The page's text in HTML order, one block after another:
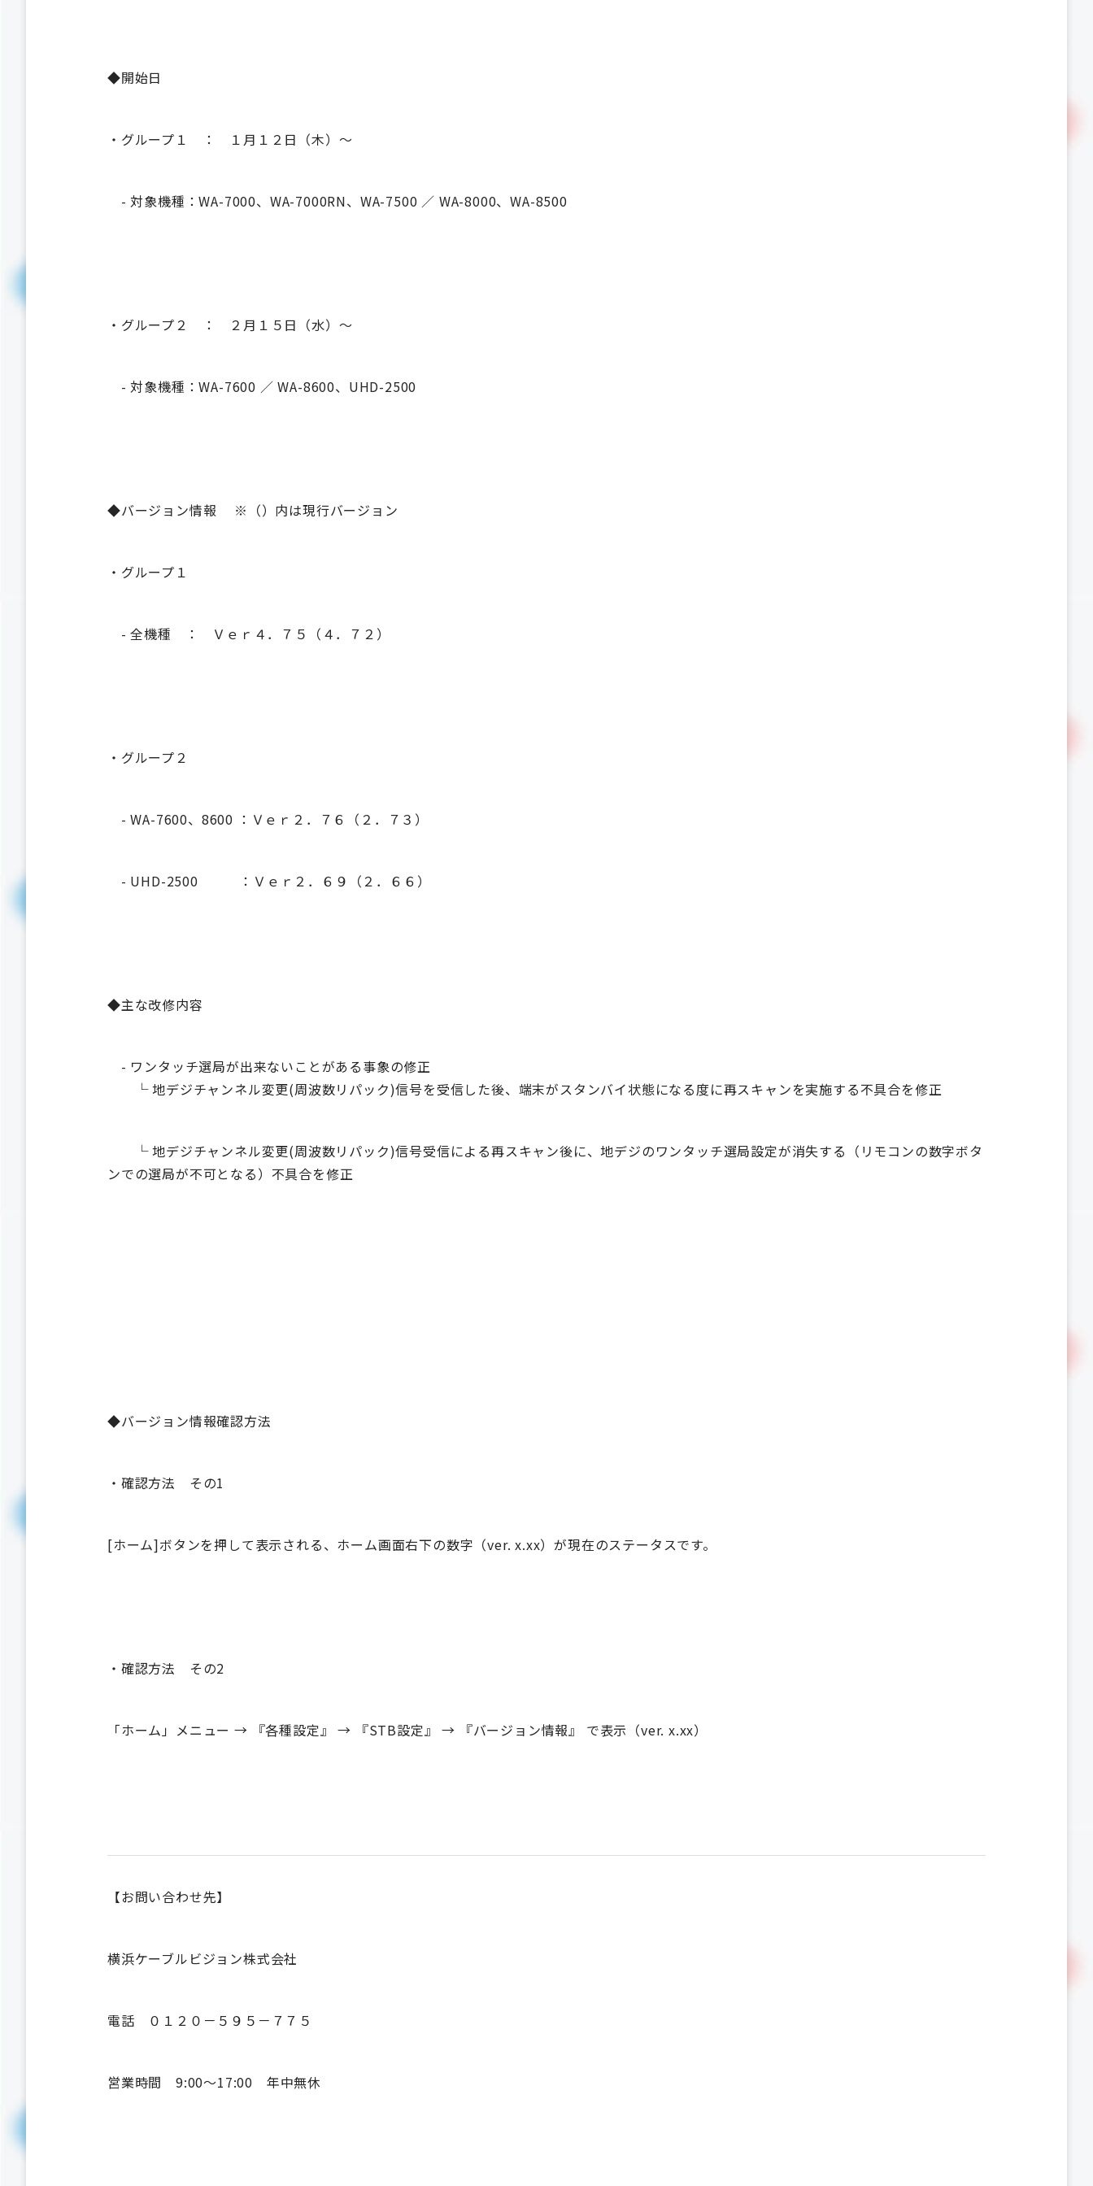
◆開始日
・グループ１ ： １月１２日（木）～
- 対象機種：WA-7000、WA-7000RN、WA-7500 ／ WA-8000、WA-8500
・グループ２ ： ２月１５日（水）～
- 対象機種：WA-7600 ／ WA-8600、UHD-2500
◆バージョン情報 ※（）内は現行バージョン
・グループ１
- 全機種 ： Ｖｅｒ４．７５（４．７２）
・グループ２
- WA-7600、8600 ：Ｖｅｒ２．７６（２．７３）
- UHD-2500 ：Ｖｅｒ２．６９（２．６６）
◆主な改修内容
- ワンタッチ選局が出来ないことがある事象の修正
└ 地デジチャンネル変更(周波数リパック)信号を受信した後、端末がスタンバイ状態になる度に再スキャンを実施する不具合を修正
└ 地デジチャンネル変更(周波数リパック)信号受信による再スキャン後に、地デジのワンタッチ選局設定が消失する（リモコンの数字ボタ
ンでの選局が不可となる）不具合を修正
◆バージョン情報確認方法
・確認方法 その1
[ホーム]ボタンを押して表示される、ホーム画面右下の数字（ver. x.xx）が現在のステータスです。
・確認方法 その2
「ホーム」メニュー → 『各種設定』 → 『STB設定』 → 『バージョン情報』 で表示（ver. x.xx）
【お問い合わせ先】
横浜ケーブルビジョン株式会社
電話 ０１２０－５９５－７７５
営業時間 9:00～17:00 年中無休